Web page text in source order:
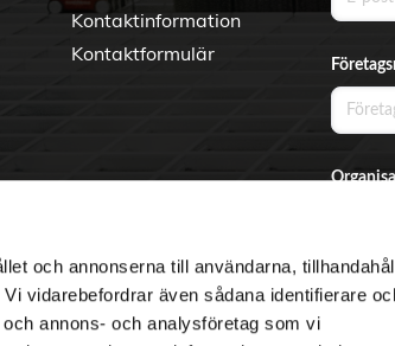
och annonserna till användarna,
vidarebefordrar även sådana identifierare
annons- och analysföretag som vi
Kontaktinformation
Kontaktformulär
Ja,